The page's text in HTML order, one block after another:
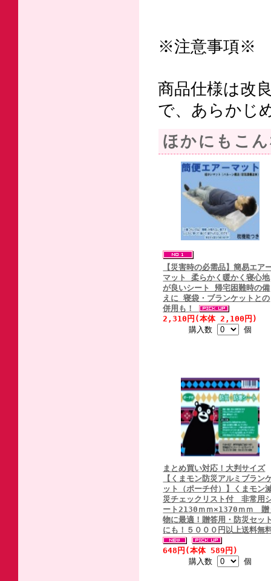
※注意事項※
商品仕様は改
で、あらかじ
ほかにもこ
【災害時の必需品】簡易エア
マット 柔らかく暖かく寝心地
が良いシート 帰宅困難時の備
えに 寝袋・ブランケットとの
併用も！
2,310円(本体 2,100円)
購入数
個
まとめ買い対応！大判サイズ
【くまモン防災アルミブラン
ット（ポーチ付）】くまモン
災チェックリスト付 非常用
ート2130ｍｍ×1370ｍｍ 贈
物に最適！贈答用・防災セッ
にも！５０００円以上送料無
648円(本体 589円)
購入数
個